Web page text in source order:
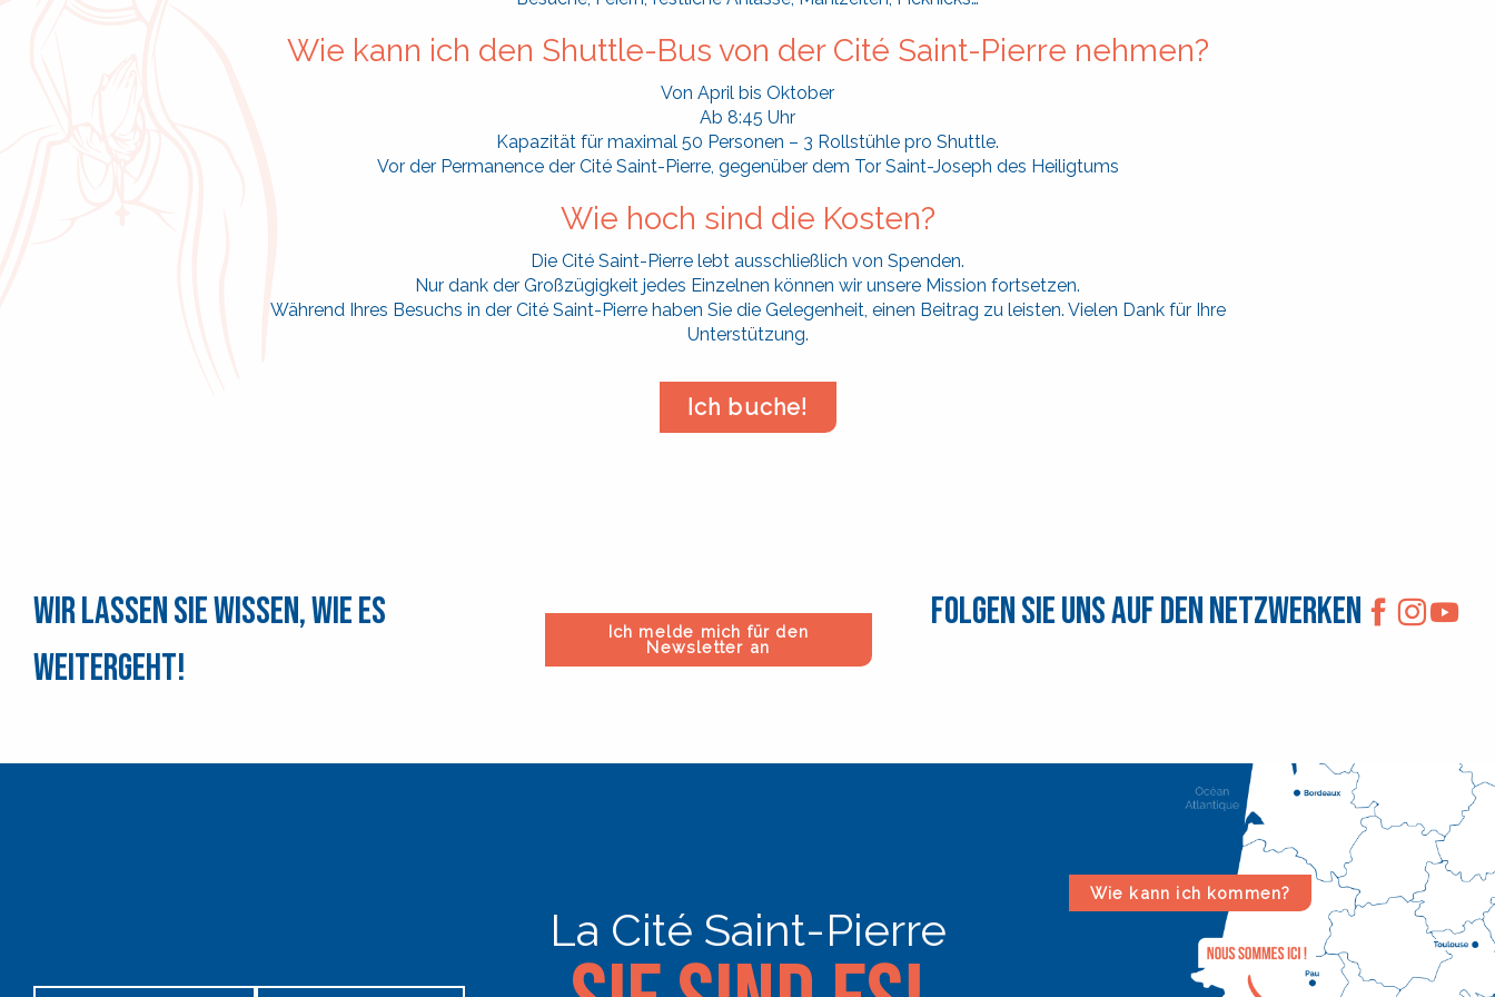
Wie kann ich den Shuttle-Bus von der Cité Saint-Pierre nehmen?
Von April bis Oktober
Ab 8:45 Uhr
Kapazität für maximal 50 Personen – 3 Rollstühle pro Shuttle.
Vor der Permanence der Cité Saint-Pierre, gegenüber dem Tor Saint-Joseph des Heiligtums
Wie hoch sind die Kosten?
Die Cité Saint-Pierre lebt ausschließlich von Spenden.
Nur dank der Großzügigkeit jedes Einzelnen können wir unsere Mission fortsetzen.
Während Ihres Besuchs in der Cité Saint-Pierre haben Sie die Gelegenheit, einen Beitrag zu leisten. Vielen Dank für Ihre
Unterstützung.
Ich buche!
Wir lassen Sie wissen, wie es
weitergeht!
Ich melde mich für den
Newsletter an
Folgen Sie uns auf den Netzwerken
La Cité Saint-Pierre
Wie kann ich kommen?